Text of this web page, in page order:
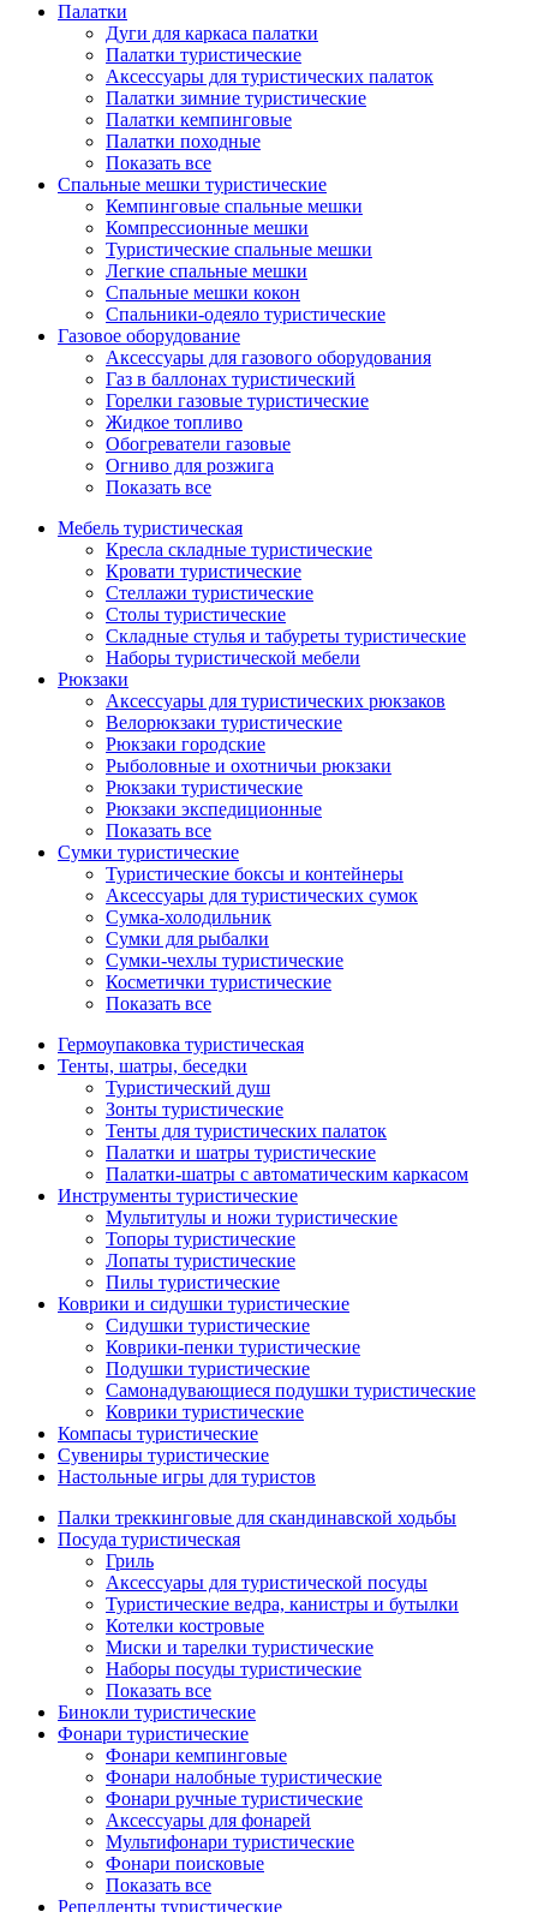
Палатки
Дуги для каркаса палатки
Палатки туристические
Аксессуары для туристических палаток
Палатки зимние туристические
Палатки кемпинговые
Палатки походные
Показать все
Спальные мешки туристические
Кемпинговые спальные мешки
Компрессионные мешки
Туристические спальные мешки
Легкие спальные мешки
Спальные мешки кокон
Спальники-одеяло туристические
Газовое оборудование
Аксессуары для газового оборудования
Газ в баллонах туристический
Горелки газовые туристические
Жидкое топливо
Обогреватели газовые
Огниво для розжига
Показать все
Мебель туристическая
Кресла складные туристические
Кровати туристические
Стеллажи туристические
Столы туристические
Складные стулья и табуреты туристические
Наборы туристической мебели
Рюкзаки
Аксессуары для туристических рюкзаков
Велорюкзаки туристические
Рюкзаки городские
Рыболовные и охотничьи рюкзаки
Рюкзаки туристические
Рюкзаки экспедиционные
Показать все
Сумки туристические
Туристические боксы и контейнеры
Аксессуары для туристических сумок
Сумка-холодильник
Сумки для рыбалки
Сумки-чехлы туристические
Косметички туристические
Показать все
Гермоупаковка туристическая
Тенты, шатры, беседки
Туристический душ
Зонты туристические
Тенты для туристических палаток
Палатки и шатры туристические
Палатки-шатры с автоматическим каркасом
Инструменты туристические
Мультитулы и ножи туристические
Топоры туристические
Лопаты туристические
Пилы туристические
Коврики и сидушки туристические
Сидушки туристические
Коврики-пенки туристические
Подушки туристические
Самонадувающиеся подушки туристические
Коврики туристические
Компасы туристические
Сувениры туристические
Настольные игры для туристов
Палки треккинговые для скандинавской ходьбы
Посуда туристическая
Гриль
Аксессуары для туристической посуды
Туристические ведра, канистры и бутылки
Котелки костровые
Миски и тарелки туристические
Наборы посуды туристические
Показать все
Бинокли туристические
Фонари туристические
Фонари кемпинговые
Фонари налобные туристические
Фонари ручные туристические
Аксессуары для фонарей
Мультифонари туристические
Фонари поисковые
Показать все
Репелленты туристические